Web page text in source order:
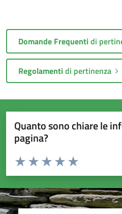
Domande Frequentidi
Regolamentidi pertinenza
Quanto sono chiare le
pagina?
Valuta da 1 a 5 stelle la pagina
Valuta 5 stelle
Valuta 4 stelle su 5
Valuta 3 stelle su 5
Valuta 2 stelle su 5
Valuta 1 stelle su 5